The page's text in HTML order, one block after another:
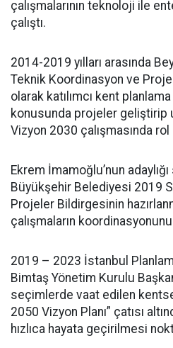
çalışmalarının teknoloji ile
çalıştı.
2014-2019 yılları arasında
Teknik Koordinasyon ve
olarak katılımcı kent
konusunda projeler geliştirip
Vizyon 2030 çalışmasında rol
Ekrem İmamoğlu’nun
Büyükşehir Belediyesi 2019
Projeler Bildirgesinin
çalışmaların
2019 – 2023 İstanbul
Bimtaş Yönetim Kurulu
seçimlerde vaat edilen
2050 Vizyon Planı” çatısı
hızlıca hayata geçirilmesi